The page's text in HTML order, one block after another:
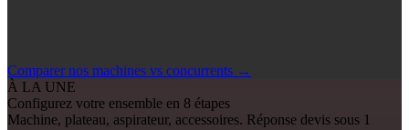
Comparer nos machines vs concurrents →
À LA UNE
Configurez votre ensemble en 8 étapes
Machine, plateau, aspirateur, accessoires. Réponse devis sous 1